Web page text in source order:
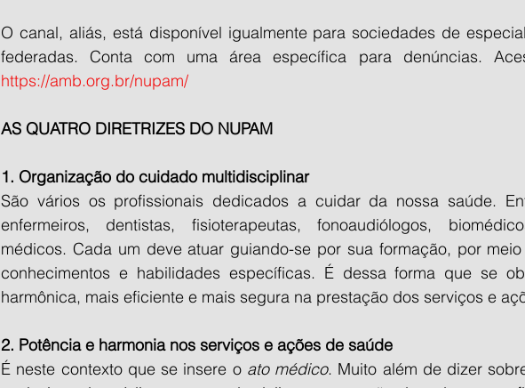
O canal, aliás, está disponível igualmente para sociedades de
https://amb.org.br/nupam/
AS QUATRO DIRETRIZES DO NUPAM
1. Organização do cuidado multidisciplinar
São vários os profissionais dedicados a cuidar da nossa saúde.
enfermeiros, dentistas, fisioterapeutas, fonoaudiólogos,
médicos. Cada um deve atuar guiando-se por sua formação, por
conhecimentos e habilidades específicas. É dessa forma que se
harmônica, mais eficiente e mais segura na prestação dos serviços e
2. Potência e harmonia nos serviços e ações de saúde
É neste contexto que se insere o ato médico. Muito além de dizer